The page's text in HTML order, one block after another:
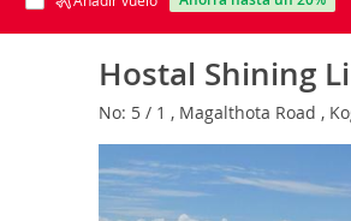
Hostal Shining
No: 5 / 1 , Magalthota Road ,